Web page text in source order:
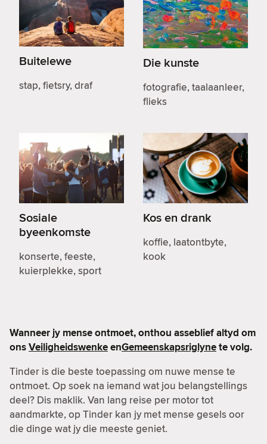
Buitelewe
stap, fietsry, draf
Die kunste
fotografie, taalaanleer,
flieks
Sosiale
byeenkomste
konserte, feeste,
kuierplekke, sport
Kos en drank
koffie, laatontbyte,
kook
Wanneer jy mense ontmoet, onthou asseblief altyd om
onsVeiligheidswenkeenGemeenskapsriglynete volg.
Tinder is die beste toepassing om nuwe mense te
ontmoet. Op soek na iemand wat jou belangstellings
deel? Dis maklik. Van lang reise per motor tot
aandmarkte, op Tinder kan jy met mense gesels oor
die dinge wat jy die meeste geniet.